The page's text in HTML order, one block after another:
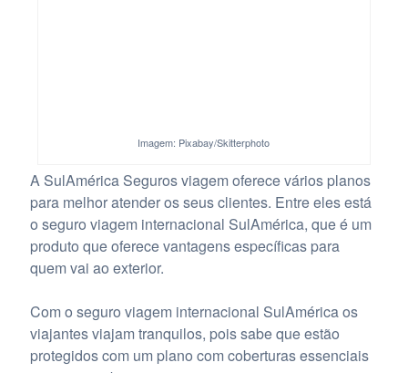
Imagem: Pixabay/Skitterphoto
A SulAmérica Seguros viagem oferece vários planos
para melhor atender os seus clientes. Entre eles está
o seguro viagem internacional SulAmérica, que é um
produto que oferece vantagens específicas para
quem vai ao exterior.
Com o seguro viagem internacional SulAmérica os
viajantes viajam tranquilos, pois sabe que estão
protegidos com um plano com coberturas essenciais